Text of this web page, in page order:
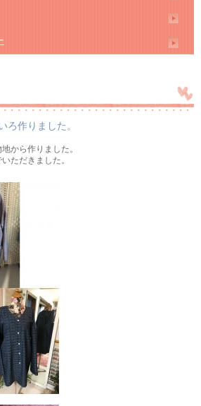
ろ作りました。
から作りました。
ただきました。